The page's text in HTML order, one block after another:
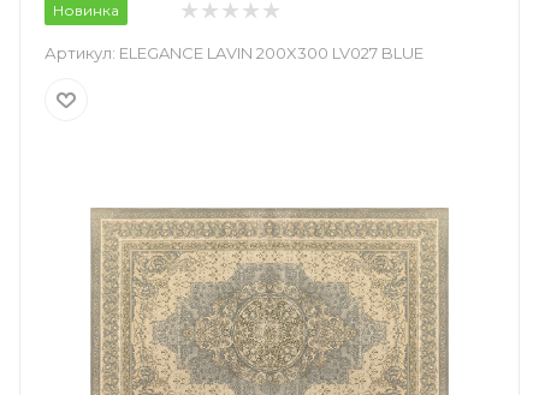
Новинка
Артикул: ELEGANCE LAVIN 200X300 LV027 BLUE